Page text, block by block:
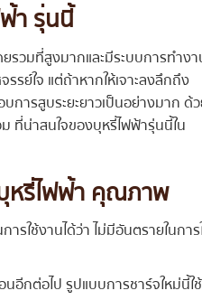
า รุ่นนี้
วมที่สูงมากและมีระบบการทำง
รย์ใจ แต่ถ้าหากให้เจาะลงลึกถึง
ารสูบระยะยาวเป็นอย่างมาก ด้
ที่น่าสนใจของบุหรี่ไฟฟ้ารุ่นนี้ใน
หรี่ไฟฟ้า คุณภาพ
ใช้งานได้ว่า ไม่มีอันตรายในการ
อีกต่อไป รูปแบบการชาร์จใหม่นี้ใช้